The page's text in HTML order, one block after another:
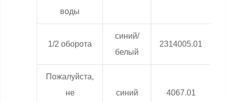
воды
1/2 оборота
синий/
белый
2314005.01
Пожалуйста,
не
синий 4067.01